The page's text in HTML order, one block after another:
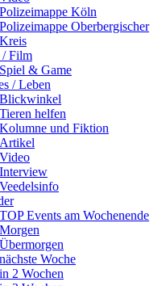
Polizeimappe Köln
Polizeimappe Oberbergischer
Kreis
Film
Spiel & Game
/ Leben
Blickwinkel
Tieren helfen
Kolumne und Fiktion
Artikel
Video
Interview
Veedelsinfo
TOP Events am Wochenende
Morgen
Übermorgen
nächste Woche
in 2 Wochen